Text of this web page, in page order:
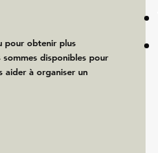
pour obtenir plus
disponibles pour
aider à organiser un